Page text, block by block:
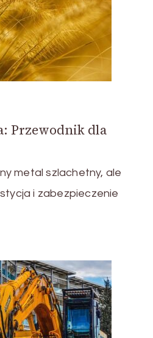
Przewodnik dla
metal szlachetny, ale
i zabezpieczenie